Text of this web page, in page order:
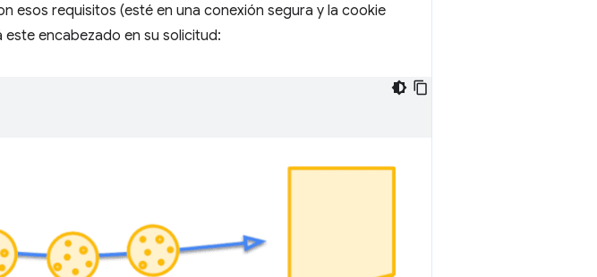
esos requisitos (esté en una conexión segura y la cookie
encabezado en su solicitud: